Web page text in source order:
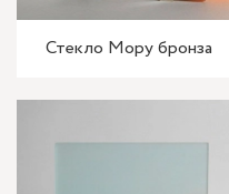
Стекло Мору бронза